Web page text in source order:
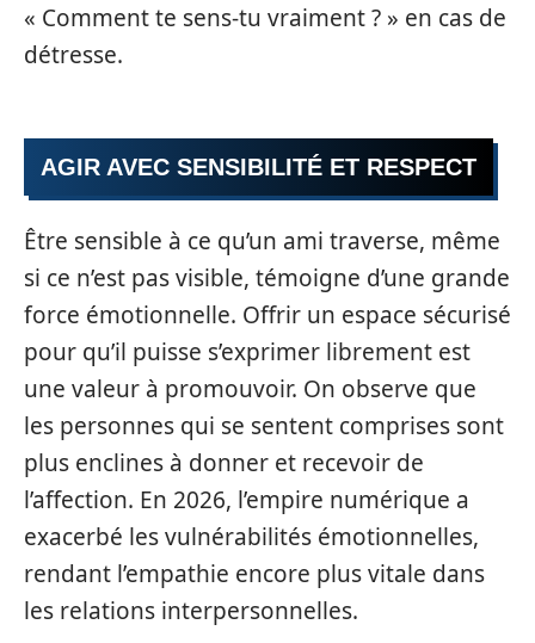
« Comment te sens-tu vraiment ? » en cas de
détresse.
AGIR AVEC SENSIBILITÉ ET RESPECT
Être sensible à ce qu’un ami traverse, même
si ce n’est pas visible, témoigne d’une grande
force émotionnelle. Offrir un espace sécurisé
pour qu’il puisse s’exprimer librement est
une valeur à promouvoir. On observe que
les personnes qui se sentent comprises sont
plus enclines à donner et recevoir de
l’affection. En 2026, l’empire numérique a
exacerbé les vulnérabilités émotionnelles,
rendant l’empathie encore plus vitale dans
les relations interpersonnelles.